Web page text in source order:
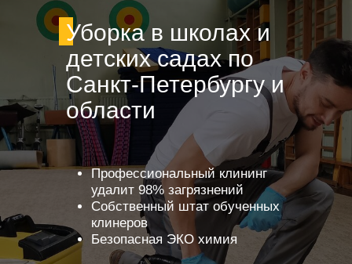
Профессиональный клининг
удалит 98% загрязнений
Собственный штат обученных
клинеров
Безопасная ЭКО химия
Уборка в школах и
детских садах по
Санкт-Петербургу и
области